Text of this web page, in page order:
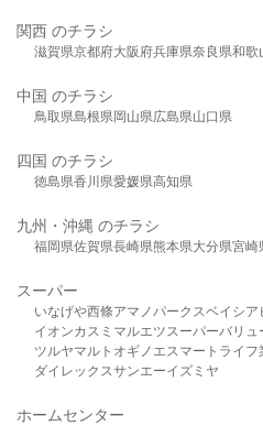
関西 のチラシ
滋賀県京都府大阪府兵庫県奈良県和歌
中国 のチラシ
鳥取県島根県岡山県広島県山口県
四国 のチラシ
徳島県香川県愛媛県高知県
九州・沖縄 のチラシ
福岡県佐賀県長崎県熊本県大分県宮崎
スーパー
いなげや西條アマノパークスベイシア
イオンカスミ マルエツスーパーバリュ
ツルヤマルト オギノ エスマート ライフ
ダイレックスサンエーイズミヤ
ホームセンター